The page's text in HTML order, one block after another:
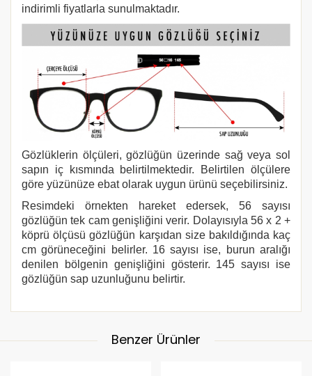
indirimli fiyatlarla sunulmaktadır.
Gözlüklerin ölçüleri, gözlüğün üzerinde sağ veya sol
sapın iç kısmında belirtilmektedir. Belirtilen ölçülere
göre yüzünüze ebat olarak uygun ürünü seçebilirsiniz.
Resimdeki örnekten hareket edersek, 56 sayısı
gözlüğün tek cam genişliğini verir. Dolayısıyla 56 x 2 +
köprü ölçüsü gözlüğün karşıdan size bakıldığında kaç
cm görüneceğini belirler. 16 sayısı ise, burun aralığı
denilen bölgenin genişliğini gösterir. 145 sayısı ise
gözlüğün sap uzunluğunu belirtir.
Benzer Ürünler